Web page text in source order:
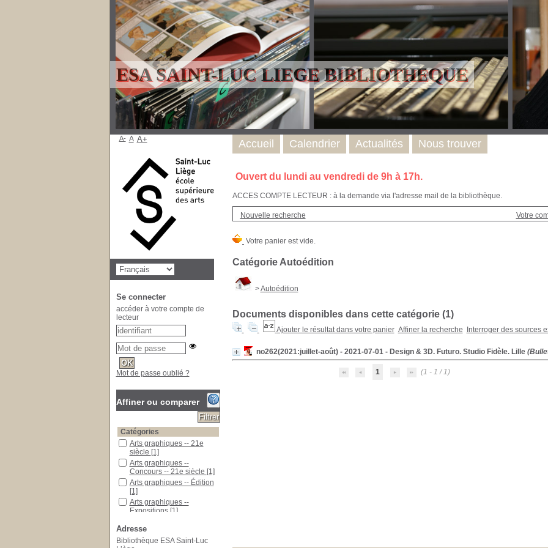
ESA SAINT-LUC LIEGE BIBLIOTHEQUE
Ouvert du lundi au vendredi de 9h à 17h.
ACCES COMPTE LECTEUR : à la demande via l'adresse mail de la bibliothèque.
Nouvelle recherche Votre
Catégorie Autoédition
>Autoédition
Documents disponibles dans cette catégorie (1)
Ajouter le résultat dans votre panier Affiner la recherche Interroger des sources
no262(2021:juillet-août) - 2021-07-01 - Design & 3D. Futuro. Studio Fidèle. Lille
1 (1 - 1 / 1)
Accueil Calendrier Actualités Nous trouver
A- A A+
Se connecter
accéder à votre compte de
lecteur
Mot de passe oublié ?
Affiner ou comparer
Catégories
Arts graphiques -- 21e
siècle [1]
Arts graphiques --
Concours -- 21e siècle [1]
Arts graphiques -- Édition
[1]
Arts graphiques --
Expositions [1]
Logiciels
Autoédition[1]
Adresse
Bibliothèque ESA Saint-Luc